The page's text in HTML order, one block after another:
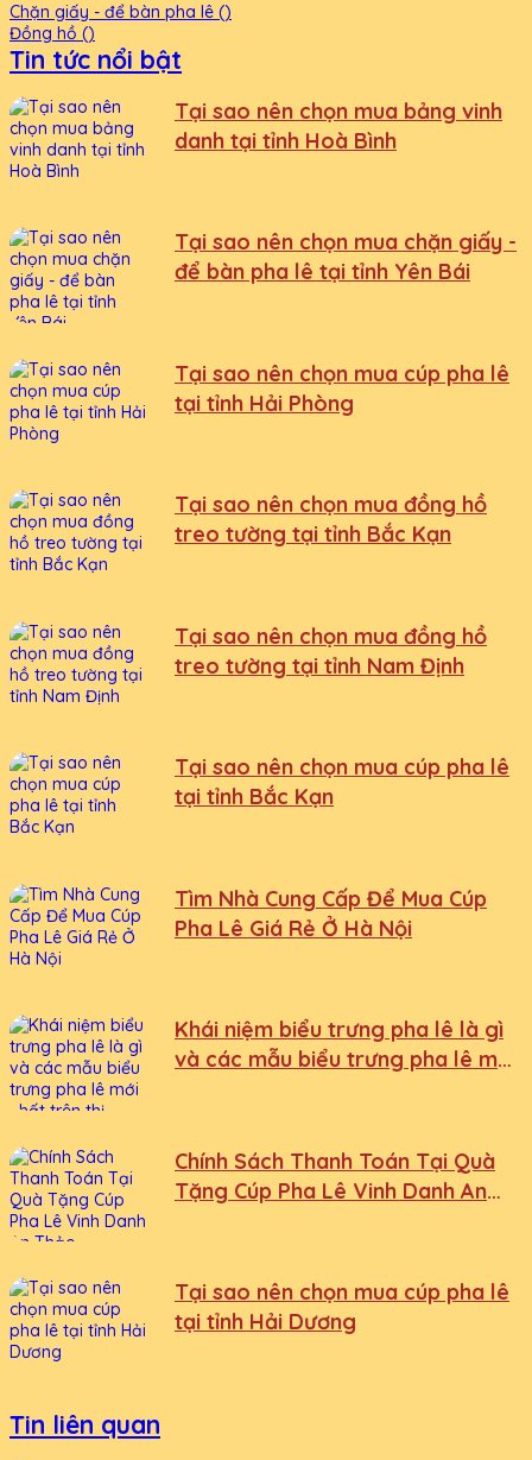
Chặn giấy - để bàn pha lê ()
Đồng hồ ()
Tin tức nổi bật
Tại sao nên chọn mua bảng vinh
danh tại tỉnh Hoà Bình
Tại sao nên chọn mua chặn giấy -
để bàn pha lê tại tỉnh Yên Bái
Tại sao nên chọn mua cúp pha lê
tại tỉnh Hải Phòng
Tại sao nên chọn mua đồng hồ
treo tường tại tỉnh Bắc Kạn
Tại sao nên chọn mua đồng hồ
treo tường tại tỉnh Nam Định
Tại sao nên chọn mua cúp pha lê
tại tỉnh Bắc Kạn
Tìm Nhà Cung Cấp Để Mua Cúp
Pha Lê Giá Rẻ Ở Hà Nội
Khái niệm biểu trưng pha lê là gì
và các mẫu biểu trưng pha lê mới
Chính Sách Thanh Toán Tại Quà
Tặng Cúp Pha Lê Vinh Danh An
Tại sao nên chọn mua cúp pha lê
tại tỉnh Hải Dương
Tin liên quan